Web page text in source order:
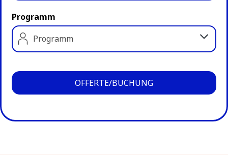
Programm
Programm
OFFERTE/BUCHUNG